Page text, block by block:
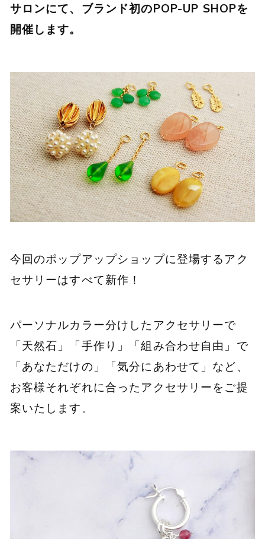
サロンにて、ブランド初のPOP-UP SHOPを
開催します。
今回のポップアップショップに登場するアク
セサリーはすべて新作！
パーソナルカラー分けしたアクセサリーで
「天然石」「手作り」「組み合わせ自由」で
「あなただけの」「気分にあわせて」など、
お客様それぞれに合ったアクセサリーをご提
案いたします。